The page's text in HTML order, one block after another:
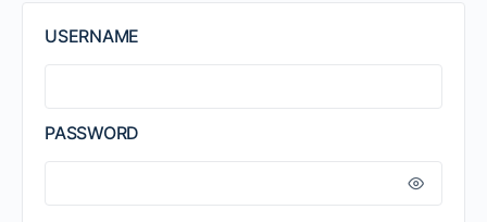
USERNAME
PASSWORD